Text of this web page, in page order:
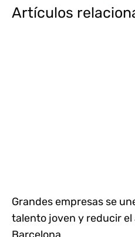
Artículos
Grandes empresas se
talento joven y reducir el